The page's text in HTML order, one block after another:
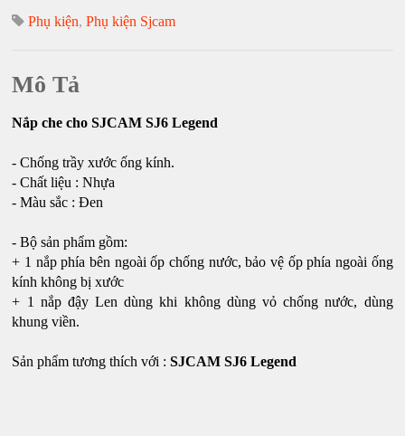
Phụ kiện, Phụ kiện Sjcam
Mô Tả
Nắp che cho SJCAM SJ6 Legend
- Chống trầy xước ống kính.
- Chất liệu : Nhựa
- Màu sắc : Đen
- Bộ sản phẩm gồm:
+ 1 nắp phía bên ngoài ốp chống nước, bảo vệ ốp phía ngoài ống
kính không bị xước
+ 1 nắp đậy Len dùng khi không dùng vỏ chống nước, dùng
khung viền.
Sản phẩm tương thích với :SJCAM SJ6 Legend